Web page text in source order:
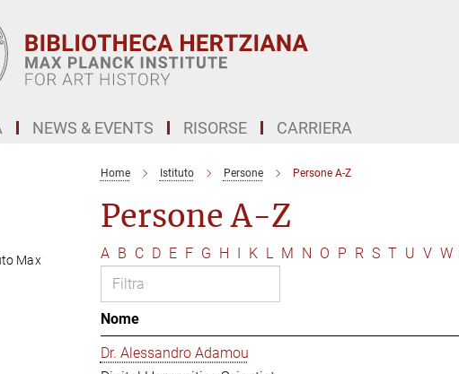
NEWS & EVENTS RISORSE CARRIERA
Home Istituto Persone Persone A-Z
Persone A-Z
A B C D E F G H I K L M N O P R S T U V W
Nome
Dr. Alessandro Adamou
Max